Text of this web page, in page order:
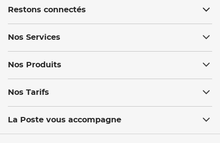
Restons connectés
Nos Services
Nos Produits
Nos Tarifs
La Poste vous accompagne